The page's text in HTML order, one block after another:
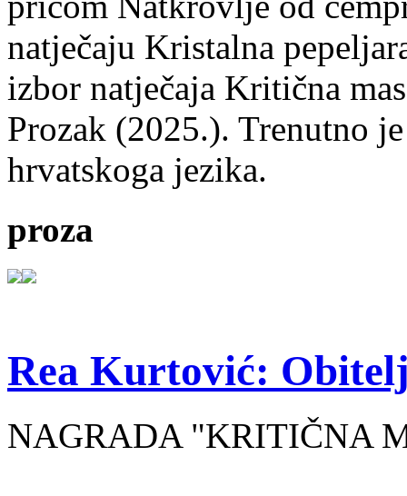
natječaju Kristalna
izbor natječaja Kritična
Prozak (2025.). Trenutno
hrvatskoga jezika.
proza
Rea Kurtović:
NAGRADA "KRITIČNA